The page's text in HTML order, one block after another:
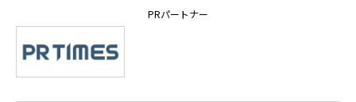
PRパートナー